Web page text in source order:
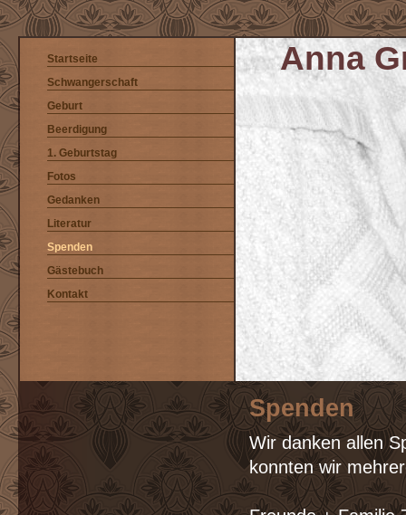
Startseite
Schwangerschaft
Geburt
Beerdigung
1. Geburtstag
Fotos
Gedanken
Literatur
Spenden
Gästebuch
Kontakt
Anna
Spenden
Wir danken allen
konnten wir